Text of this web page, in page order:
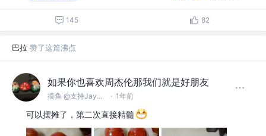
145 82
巴拉 赞了这篇沸点
如果你也喜欢周杰伦那我们就是好朋友
摸鱼 @支持Jay、Vae点歌 · 1年前
可以摆摊了，第二次直接精髓